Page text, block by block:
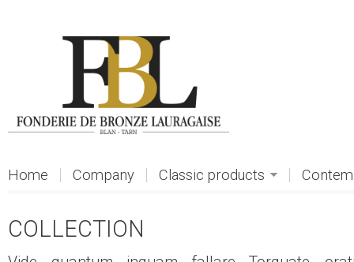
Skip to main content
Home Company Classic products
COLLECTION